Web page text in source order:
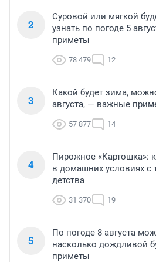
2
Суровой или мягкой
узнать по погоде 5
приметы
78 479 12
3
Какой будет зима,
августа, — важные
57 877 14
4
Пирожное «Картошка»:
в домашних условиях
детства
31 370 19
5
По погоде 8 августа
насколько дождливой
приметы